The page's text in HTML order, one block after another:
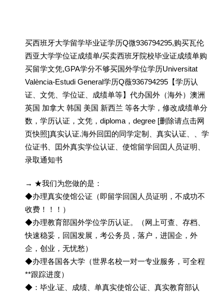
买西班牙大学留学毕业证学历Q微936794295,购买瓦伦
西亚大学学位证成绩单/买卖西班牙院校毕业证成绩单购
买留学文凭,GPA学分不够买国外学位学历Universitat
València-Estudi General学历Q薇936794295【学历认
证、文凭、学位证、成绩单等】代办国外（海外）澳洲
英国 加拿大 韩国 美国 新西兰 等各大学，修改成绩单分
数，学历认证，文凭，diploma，degree [删除请点击网
页快照]真实认证.海外回囯的同学定制、真实认证、、学
位证书、囯外真实学位认证、使馆留学回囯人员证明、
录取通知书
→ ★我们为您做的是：
◆办理真实使馆公证（即留学回国人员证明，不成功不
收费！！！）
◆办理教育部国外学位学历认证。（网上可查、存档、
快速稳妥，回国发展，考公务员，落户，进国企，外
企，创业，无忧愁）
◆办理各国各大学（世界名校一对一专业服务，可全程
**跟踪进度）
◆：毕业.证、成绩、单真实使馆公证、真实教育部认